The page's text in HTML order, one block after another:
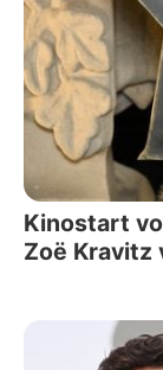
Kinostart
Zoë Kravitz